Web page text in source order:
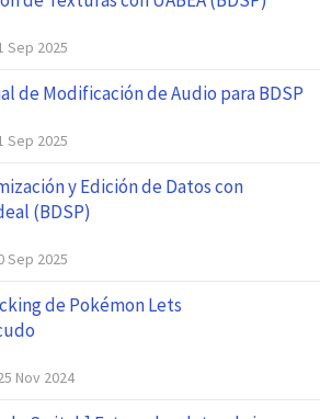
Sep 2025
de Modificación de Audio para BDSP
Sep 2025
y Edición de Datos con
(BDSP)
Sep 2025
de Pokémon Lets
Nov 2024